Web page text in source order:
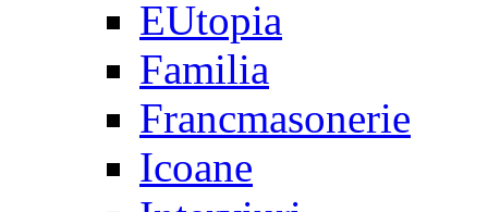
EUtopia
Familia
Francmasonerie
Icoane